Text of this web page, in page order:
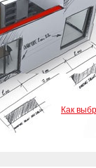
Как